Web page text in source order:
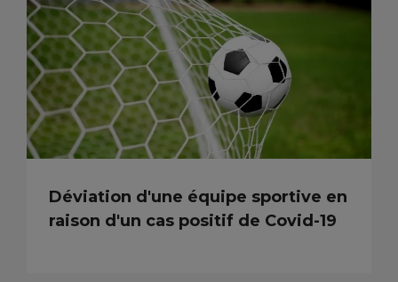
Déviation d'une équipe sportive en
raison d'un cas positif de Covid-19